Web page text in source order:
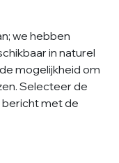
we hebben
in naturel
mogelijkheid om
Selecteer de
bericht met de